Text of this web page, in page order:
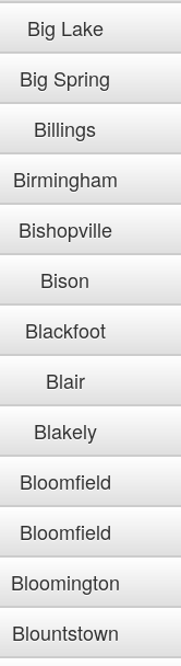
Big Lake
Big Spring
Billings
Birmingham
Bishopville
Bison
Blackfoot
Blair
Blakely
Bloomfield
Bloomfield
Bloomington
Blountstown